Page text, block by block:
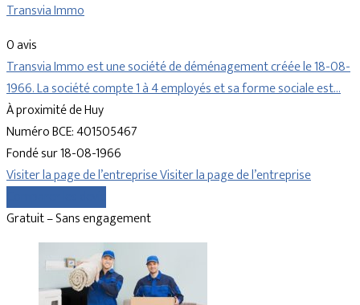
Transvia Immo
0 avis
Transvia Immo est une société de déménagement créée le 18-08-
1966. La société compte 1 à 4 employés et sa forme sociale est…
À proximité de Huy
Numéro BCE: 401505467
Fondé sur 18-08-1966
Visiter la page de l’entrepriseVisiter la page de l’entreprise
Gratuit – Sans engagement